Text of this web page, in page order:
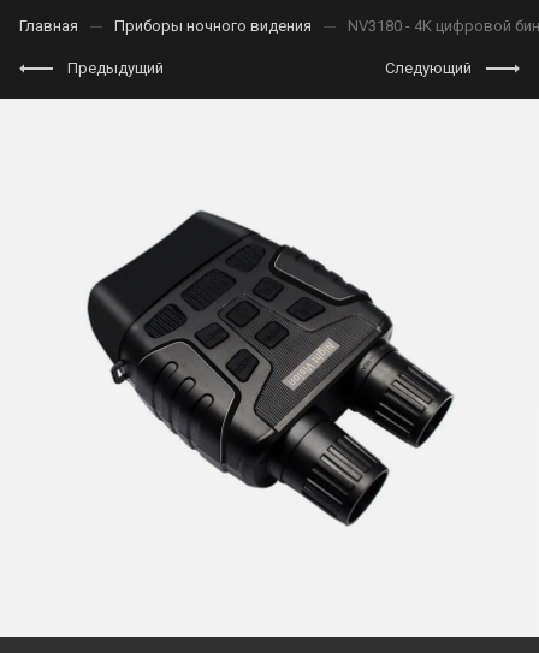
Главная Приборы ночного видения NV3180 - 4K цифровой
Предыдущий Следующий